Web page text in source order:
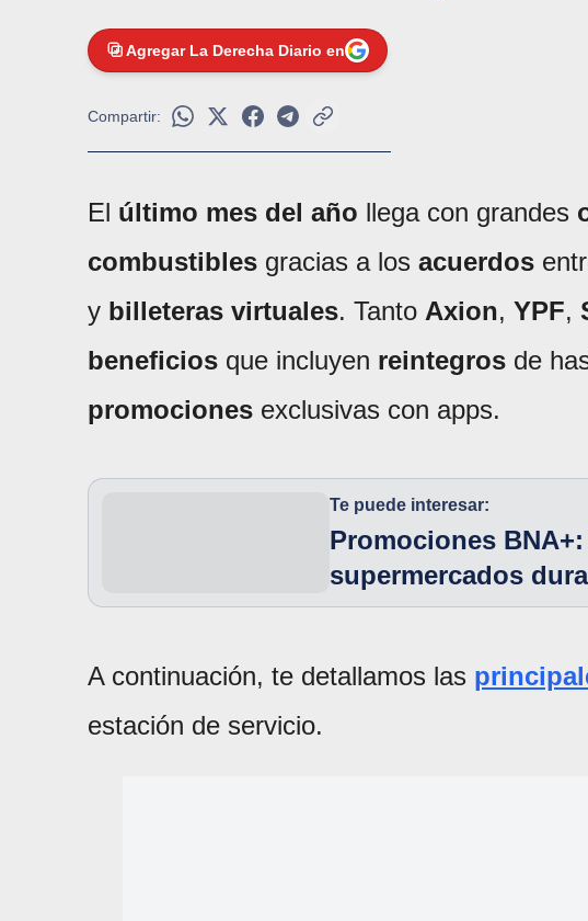
Agregar La Derecha Diario en
Compartir:
El último mes del año llega con grandes
combustibles gracias a los acuerdos
y billeteras virtuales. Tanto Axion, YPF,
beneficios que incluyen reintegros de
promociones exclusivas con apps.
Te puede interesar:
Promociones
supermercados
A continuación, te detallamos las
estación de servicio.